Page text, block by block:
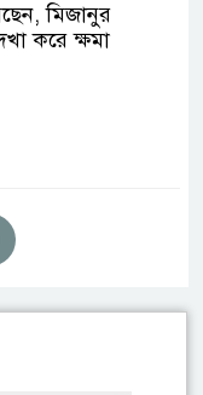
মিজানুর
করে ক্ষমা